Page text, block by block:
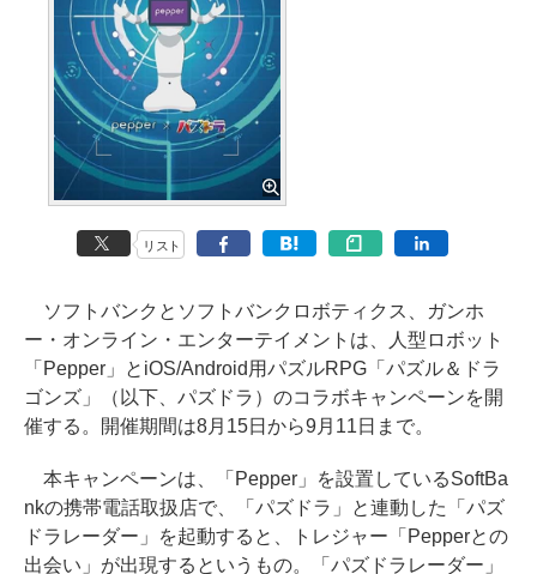
リスト
ソフトバンクとソフトバンクロボティクス、ガンホ
ー・オンライン・エンターテイメントは、人型ロボット
「Pepper」とiOS/Android用パズルRPG「パズル＆ドラ
ゴンズ」（以下、パズドラ）のコラボキャンペーンを開
催する。開催期間は8月15日から9月11日まで。
本キャンペーンは、「Pepper」を設置しているSoftBa
nkの携帯電話取扱店で、「パズドラ」と連動した「パズ
ドラレーダー」を起動すると、トレジャー「Pepperとの
出会い」が出現するというもの。「パズドラレーダー」